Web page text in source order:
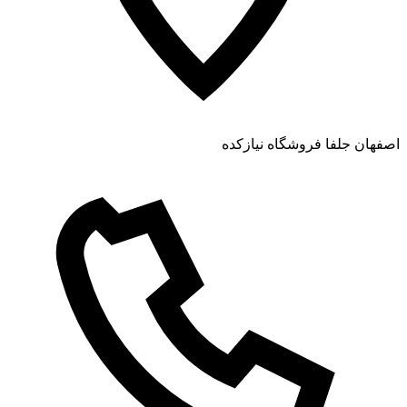
جلفا فروشگاه نیازکده